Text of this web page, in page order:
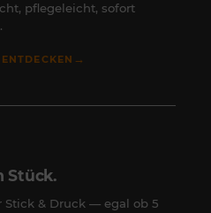
pflegeleicht, sofort
→
Stück.
Stick & Druck — egal ob 5